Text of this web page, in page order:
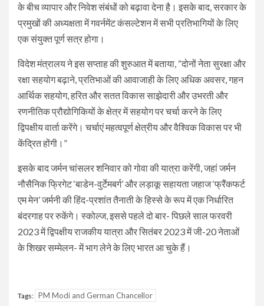
के बीच व्यापार और निवेश संबंधों को बढ़ावा देना है। इसके बाद, सरकार के
प्रमुखों की अध्यक्षता में गवर्नमेंट कंसल्टेशन में सभी प्रतिभागियों के लिए
एक संयुक्त पूर्ण सत्र होगा।
विदेश मंत्रालय ने इस सप्ताह की शुरुआत में बताया, “दोनों नेता सुरक्षा और
रक्षा सहयोग बढ़ाने, प्रतिभाओं की आवाजाही के लिए अधिक अवसर, गहन
आर्थिक सहयोग, हरित और सतत विकास साझेदारी और उभरती और
रणनीतिक प्रौद्योगिकियों के क्षेत्र में सहयोग पर चर्चा करने के लिए
द्विपक्षीय वार्ता करेंगे। चर्चाएं महत्वपूर्ण क्षेत्रीय और वैश्विक विकास पर भी
केंद्रित होंगी।”
इसके बाद जर्मन चांसलर शनिवार को गोवा की यात्रा करेंगी, जहां जर्मन
नौसैनिक फ्रिगेट ‘बाडेन-वुर्टेमबर्ग’ और लड़ाकू सहायता जहाज ‘फ्रैंकफर्ट
एम मेन’ जर्मनी की हिंद-प्रशांत तैनाती के हिस्से के रूप में एक निर्धारित
बंदरगाह पर रुकेंगे। स्कोल्ज, इससे पहले दो बार- पिछले साल फरवरी
2023 में द्विपक्षीय राजकीय यात्रा और सितंबर 2023 में जी-20 नेताओं
के शिखर सम्मेलन- में भाग लेने के लिए भारत आ चुके हैं।
Tags: PM Modi and German Chancellor